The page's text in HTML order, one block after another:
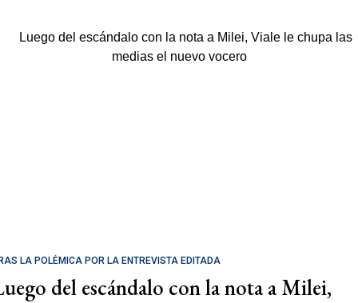
LA POLÉMICA POR LA ENTREVISTA EDITADA
del escándalo con la nota a Milei,